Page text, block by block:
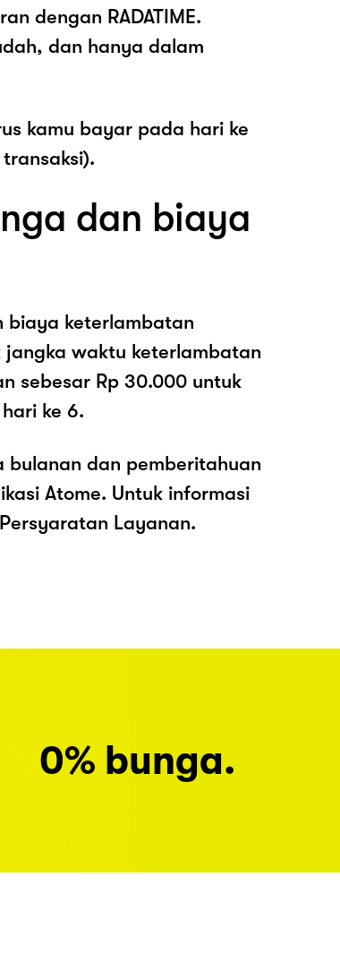
dengan RADATIME.
dan hanya dalam
kamu bayar pada hari ke
dan biaya
biaya keterlambatan
jangka waktu keterlambatan
sebesar Rp 30.000 untuk
ke 6.
bulanan dan pemberitahuan
Atome. Untuk informasi
Layanan.
0% bunga.